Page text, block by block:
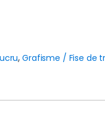
,Grafisme / Fise de